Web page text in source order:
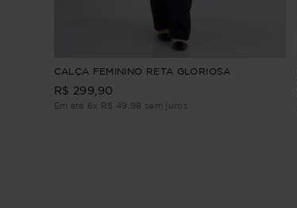
CALÇA FEMININO RETA GLORIOSA
R$ 299 90
Em até 6x R$ 49 98 sem juros